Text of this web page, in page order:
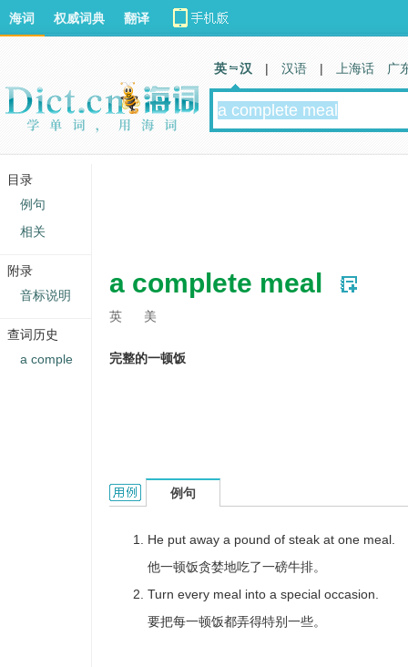
a complete meal
英 美
完整的一顿饭
A complete meal的用法和样例：
例句
He put away a pound of steak at one meal.
他一顿饭贪婪地吃了一磅牛排。
Turn every meal into a special occasion.
要把每一顿饭都弄得特别一些。
海词 权威词典 翻译
英 汉 | 汉语 | 上海话 广
目录
例句
相关
附录
音标说明
查词历史
a comple